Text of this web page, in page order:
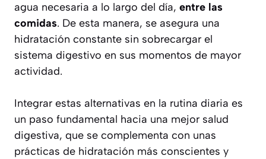
agua necesaria a lo largo del día, entre las
comidas. De esta manera, se asegura una
hidratación constante sin sobrecargar el
sistema digestivo en sus momentos de mayor
actividad.
Integrar estas alternativas en la rutina diaria es
un paso fundamental hacia una mejor salud
digestiva, que se complementa con unas
prácticas de hidratación más conscientes y